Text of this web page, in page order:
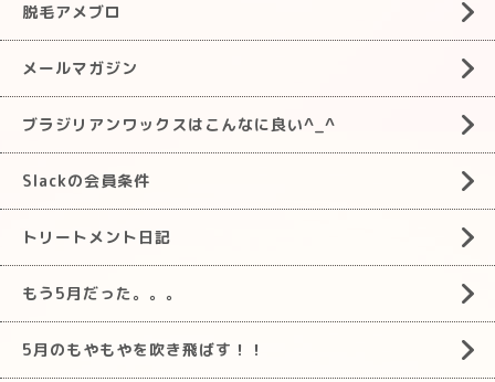
脱毛アメブロ
メールマガジン
ブラジリアンワックスはこんなに良い^_^
Slackの会員条件
トリートメント日記
もう5月だった。。。
5月のもやもやを吹き飛ばす！！